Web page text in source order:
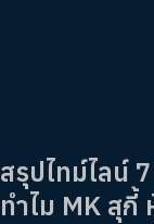
สรุปไทม์ไลน์
ทำไม MK สุ